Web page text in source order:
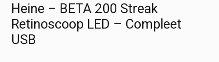
Heine – BETA 200 Streak
Retinoscoop LED – Compleet
USB